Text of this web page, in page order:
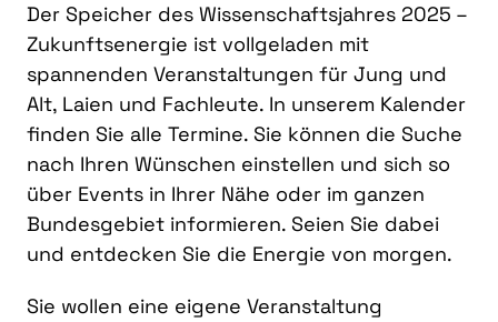
Der Speicher des Wissenschaftsjahres 2025 –
Zukunftsenergie ist vollgeladen mit
spannenden Veranstaltungen für Jung und
Alt, Laien und Fachleute. In unserem Kalender
finden Sie alle Termine. Sie können die Suche
nach Ihren Wünschen einstellen und sich so
über Events in Ihrer Nähe oder im ganzen
Bundesgebiet informieren. Seien Sie dabei
und entdecken Sie die Energie von morgen.
Sie wollen eine eigene Veranstaltung